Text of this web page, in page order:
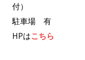
付）
駐車場 有
HPはこちら